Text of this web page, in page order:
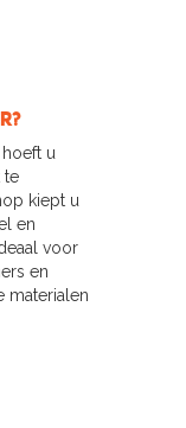
u
te
kiept u
en
voor
en
materialen